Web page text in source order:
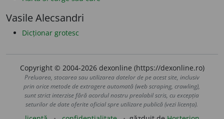
Vasile Alecsandri
Dicționar grotesc
Copyright © 2004-2026 dexonline (https://dexonline.ro)
Preluarea, stocarea sau utilizarea datelor de pe acest site, inclusiv
prin orice metode de extragere automată (web scraping, crawling),
sunt strict interzise fără acordul nostru prealabil scris, cu excepția
seturilor de date oferite oficial spre utilizare publică (vezi licența).